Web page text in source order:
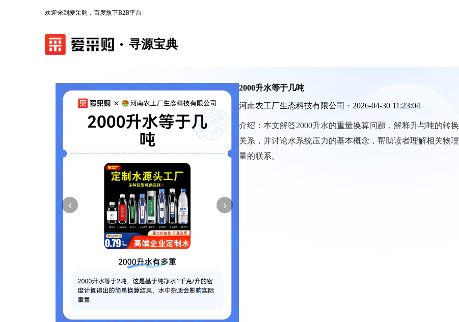
欢迎来到爱采购，百度旗下B2B平台
寻源宝典
‹ ›
2000升水等于几吨
河南农工厂生态科技有限公司 · 2026-04-30 11:23:04
介绍： 本文解答2000升水的重量换算问题，解释升与吨的转换
关系，并讨论水系统压力的基本概念，帮助读者理解相关物理
量的联系。